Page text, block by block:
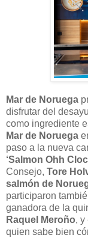
Mar de Noruega
disfrutar del
como ingrediente
Mar de Noruega
paso a la nueva
‘Salmon Ohh
Consejo, Tore
salmón de
participaron
ganadora de la
Raquel Meroño, y
quien sabe bien